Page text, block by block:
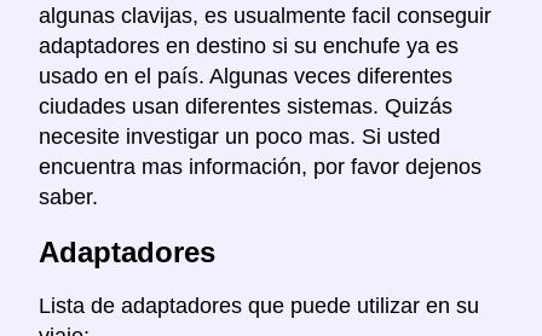
algunas clavijas, es usualmente facil conseguir
adaptadores en destino si su enchufe ya es
usado en el país. Algunas veces diferentes
ciudades usan diferentes sistemas. Quizás
necesite investigar un poco mas. Si usted
encuentra mas información, por favor dejenos
saber.
Adaptadores
Lista de adaptadores que puede utilizar en su